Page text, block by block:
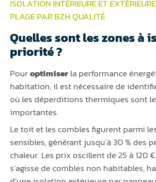
ISOLATION INTÉRIEURE ET
PLAGE PAR BZH QUALITÉ
Quelles sont les zones à
priorité ?
Pouroptimiserla performance
habitation, il est nécessaire de
où les déperditions thermiques sont
importantes.
Le toit et les combles figurent parmi
sensibles, générant jusqu’à 30 % des
chaleur. Les prix oscillent de 25 à 120
s’agisse de combles non habitables,